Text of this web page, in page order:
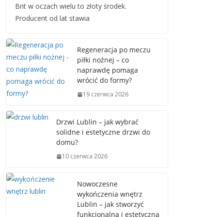
Brit w oczach wielu to złoty środek.
Producent od lat stawia
Regeneracja po meczu
piłki nożnej – co
naprawdę pomaga
wrócić do formy?
19 czerwca 2026
Drzwi Lublin – jak wybrać
solidne i estetyczne drzwi do
domu?
10 czerwca 2026
Nowoczesne
wykończenia wnętrz
Lublin – jak stworzyć
funkcjonalną i estetyczną